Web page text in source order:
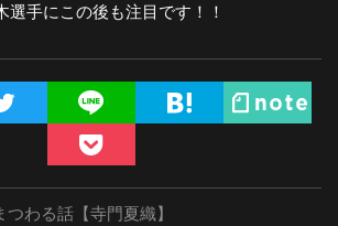
選手にこの後も注目です！！
わる話【寺門夏織】